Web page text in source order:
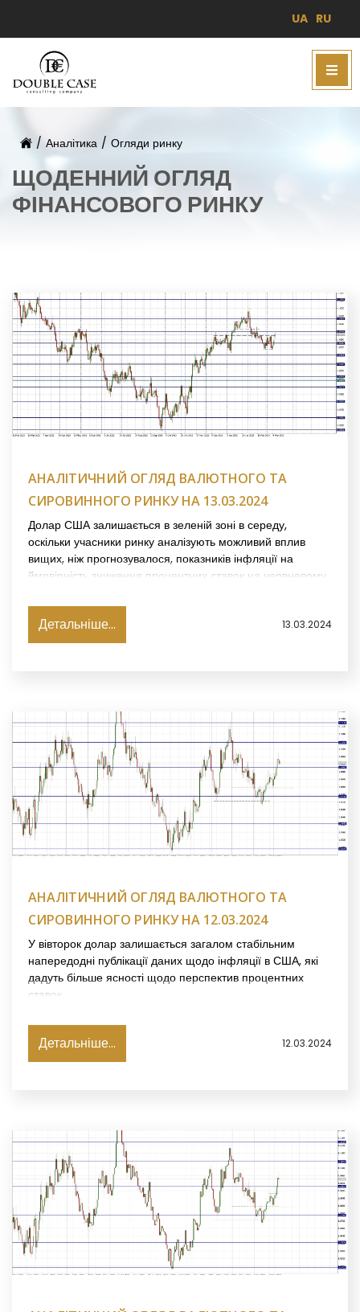
UA RU
/ Аналітика / Огляди ринку
ЩОДЕННИЙ ОГЛЯД
ФІНАНСОВОГО РИНКУ
АНАЛІТИЧНИЙ ОГЛЯД ВАЛЮТНОГО ТА
СИРОВИННОГО РИНКУ НА 13.03.2024
Долар США залишається в зеленій зоні в середу,
оскільки учасники ринку аналізують можливий вплив
вищих, ніж прогнозувалося, показників інфляції на
ймовірність зниження процентних ставок на червневому
Детальніше... 13.03.2024
АНАЛІТИЧНИЙ ОГЛЯД ВАЛЮТНОГО ТА
СИРОВИННОГО РИНКУ НА 12.03.2024
У вівторок долар залишається загалом стабільним
напередодні публікації даних щодо інфляції в США, які
дадуть більше ясності щодо перспектив процентних
ставок.
Детальніше... 12.03.2024